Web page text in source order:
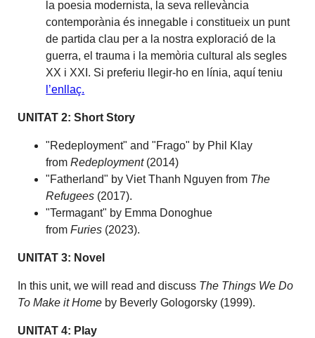
la poesia modernista, la seva rellevància
contemporània és innegable i constitueix un punt
de partida clau per a la nostra exploració de la
guerra, el trauma i la memòria cultural als segles
XX i XXI. Si preferiu llegir-ho en línia, aquí teniu
l’enllaç.
UNITAT 2: Short Story
"Redeployment" and "Frago" by Phil Klay
fromRedeployment(2014)
"Fatherland" by Viet Thanh Nguyen from The
Refugees (2017).
"Termagant" by Emma Donoghue
fromFuries (2023).
UNITAT 3: Novel
In this unit, we will read and discuss The Things We Do
To Make it Home by Beverly Gologorsky (1999).
UNITAT 4: Play